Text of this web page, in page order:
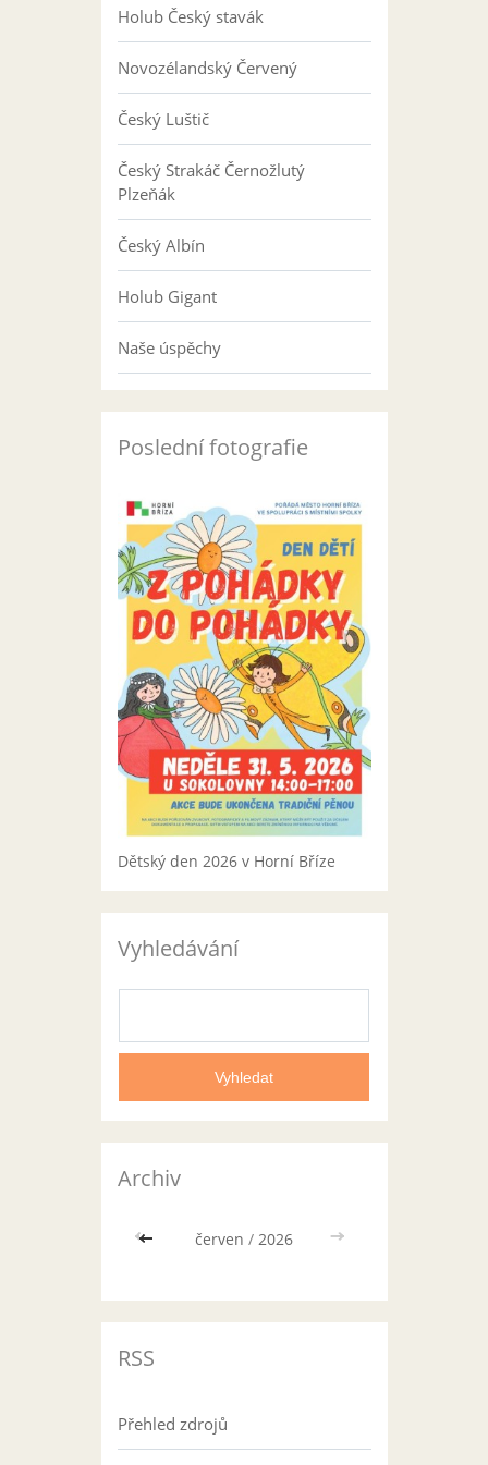
Holub Český stavák
Novozélandský Červený
Český Luštič
Český Strakáč Černožlutý
Plzeňák
Český Albín
Holub Gigant
Naše úspěchy
Poslední fotografie
Dětský den 2026 v Horní Bříze
Vyhledávání
Archiv
<< červen / 2026 >>
RSS
Přehled zdrojů